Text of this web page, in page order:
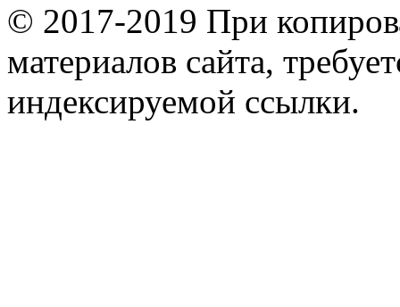
© 2017-2019 При
материалов сайта,
индексируемой ссылки.